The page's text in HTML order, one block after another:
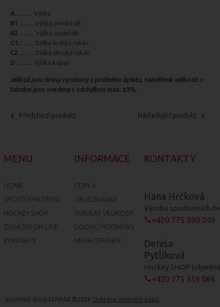
A ........... Výška
B1
...........Výška přední díl
B2 ........... Výška zadní díl
C1
........... Délka krátký rukáv
C2 ........... Délka dlouhý rukáv
D ........... Výška kapsy
Jelikož jsou dresy vyrobeny z pružného úpletu, naměřené velikosti v
tabulce jsou uvedeny s odchylkou max. ±3%.
Předchozí produkt Následující produkt
MENU
HOME
SPORTOVNÍ DRESY
HOCKEY SHOP
ZAKÁZKY ON-LINE
KONTAKTY
INFORMACE
CENY A
OBJEDNÁVKA
TABULKY VELIKOSTÍ
DODACÍ PODMÍNKY
MAPA STRÁNEK
KONTAKTY
Hana Hrčková
Výroba sportovních
+420 775 590 049
Denisa
Pytlíková
Hockey SHOP
+420 775 559 066
Sportovní dresy FERRAX ©2026 Ochrana osobních údajů